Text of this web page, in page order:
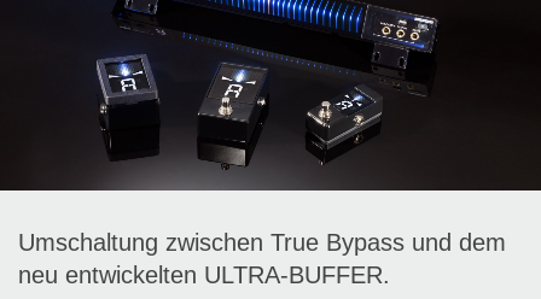
Umschaltung zwischen True Bypass und dem
neu entwickelten ULTRA-BUFFER.